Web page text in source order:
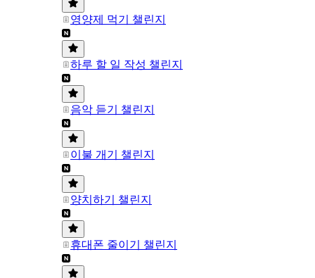
영양제 먹기 챌린지
하루 할 일 작성 챌린지
음악 듣기 챌린지
이불 개기 챌린지
양치하기 챌린지
휴대폰 줄이기 챌린지